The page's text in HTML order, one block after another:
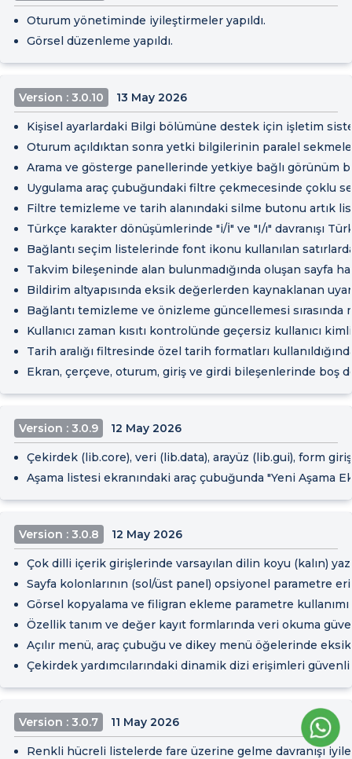
Oturum yönetiminde iyileştirmeler yapıldı.
Görsel düzenleme yapıldı.
Version : 3.0.10 13 May 2026
Kişisel ayarlardaki Bilgi bölümüne destek için işletim
Oturum açıldıktan sonra yetki bilgilerinin paralel
Arama ve gösterge panellerinde yetkiye bağlı görünüm
Uygulama araç çubuğundaki filtre çekmecesinde çoklu
Filtre temizleme ve tarih alanındaki silme butonu artık
Türkçe karakter dönüşümlerinde "i/İ" ve "I/ı" davranışı
Bağlantı seçim listelerinde font ikonu kullanılan
Takvim bileşeninde alan bulunmadığında oluşan sayfa
Bildirim altyapısında eksik değerlerden kaynaklanan
Bağlantı temizleme ve önizleme güncellemesi
Kullanıcı zaman kısıtı kontrolünde geçersiz kullanıcı
Tarih aralığı filtresinde özel tarih formatları
Ekran, çerçeve, oturum, giriş ve girdi bileşenlerinde boş
Version : 3.0.9 12 May 2026
Çekirdek (lib.core), veri (lib.data), arayüz (lib.gui), form
Aşama listesi ekranındaki araç çubuğunda "Yeni Aşama
Version : 3.0.8 12 May 2026
Çok dilli içerik girişlerinde varsayılan dilin koyu (kalın)
Sayfa kolonlarının (sol/üst panel) opsiyonel parametre
Görsel kopyalama ve filigran ekleme parametre
Özellik tanım ve değer kayıt formlarında veri okuma
Açılır menü, araç çubuğu ve dikey menü öğelerinde
Çekirdek yardımcılarındaki dinamik dizi erişimleri
Version : 3.0.7 11 May 2026
Renkli hücreli listelerde fare üzerine gelme davranışı